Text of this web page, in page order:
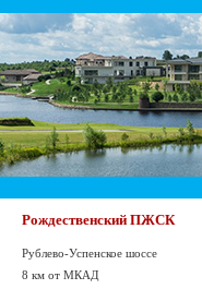
Рождественский ПЖСК
Рублево-Успенское шоссе
8 км от МКАД